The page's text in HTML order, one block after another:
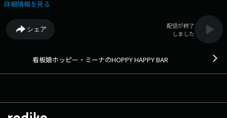
詳細情報を見る
シェア
配信が終了
しました
看板娘ホッピー・ミーナのHOPPY HAPPY BAR